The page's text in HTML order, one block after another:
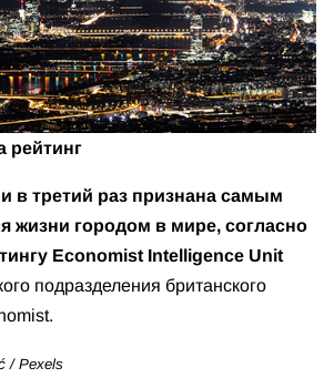
рейтинг
в третий раз признана самым
жизни городом в мире, согласно
Economist Intelligence Unit
подразделения британского
/ Pexels